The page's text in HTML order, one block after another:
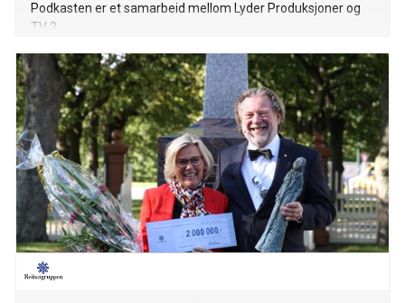
Podkasten er et samarbeid mellom Lyder Produksjoner og
TV 2.